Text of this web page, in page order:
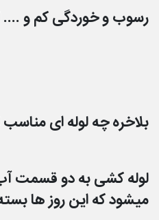
رسوب وخوردگی کم و ....
بلاخره چه لوله ای
لوله کشی به دو قسمت
میشود که این روز ها